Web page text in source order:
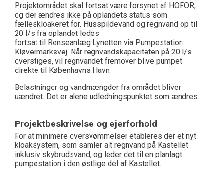
Projektområdet skal fortsat være forsynet af HOFOR,
og der ændres ikke på oplandets status som
fælleskloakeret for. Husspildevand og regnvand op til
20 l/s fra oplandet ledes
fortsat til Renseanlæg Lynetten via Pumpestation
Kløvermarksvej. Når regnvandskapaciteten på 20 l/s
overstiges, vil regnvandet fremover blive pumpet
direkte til Københavns Havn.
Belastninger og vandmængder fra området bliver
uændret. Det er alene udledningspunktet som ændres.
Projektbeskrivelse og ejerforhold
For at minimere oversvømmelser etableres der et nyt
kloaksystem, som samler alt regnvand på Kastellet
inklusiv skybrudsvand, og leder det til en planlagt
pumpestation i den østlige del af Kastellet.